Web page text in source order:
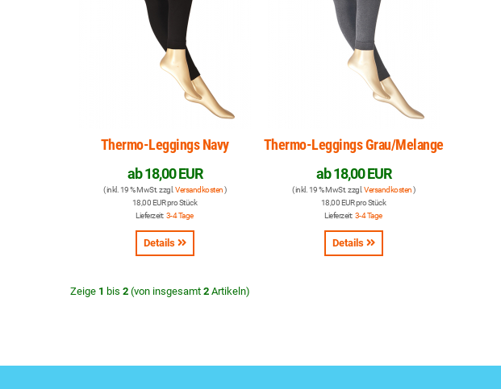
Thermo-Leggings Navy
ab18,00 EUR
( inkl. 19 % MwSt. zzgl. Versandkosten)
18,00 EUR pro Stück
Lieferzeit: 3-4 Tage
Details
Thermo-Leggings Grau/Melange
ab18,00 EUR
( inkl. 19 % MwSt. zzgl. Versandkosten)
18,00 EUR pro Stück
Lieferzeit: 3-4 Tage
Details
Zeige 1 bis 2 (von insgesamt 2 Artikeln)